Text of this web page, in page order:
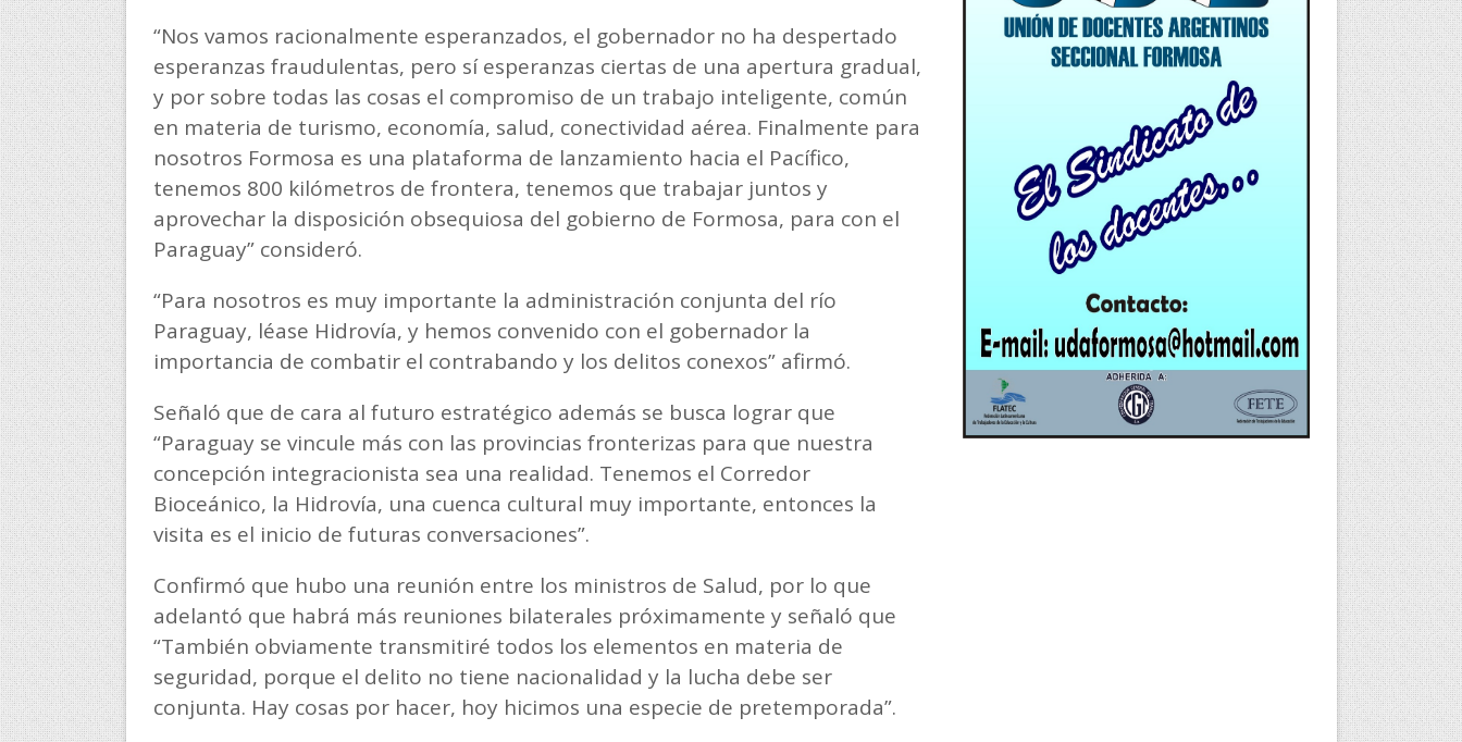
“Nos vamos racionalmente esperanzados, el gobernador no ha despertado
esperanzas fraudulentas, pero sí esperanzas ciertas de una apertura gradual,
y por sobre todas las cosas el compromiso de un trabajo inteligente, común
en materia de turismo, economía, salud, conectividad aérea. Finalmente para
nosotros Formosa es una plataforma de lanzamiento hacia el Pacífico,
tenemos 800 kilómetros de frontera, tenemos que trabajar juntos y
aprovechar la disposición obsequiosa del gobierno de Formosa, para con el
Paraguay” consideró.
“Para nosotros es muy importante la administración conjunta del río
Paraguay, léase Hidrovía, y hemos convenido con el gobernador la
importancia de combatir el contrabando y los delitos conexos” afirmó.
Señaló que de cara al futuro estratégico además se busca lograr que
“Paraguay se vincule más con las provincias fronterizas para que nuestra
concepción integracionista sea una realidad. Tenemos el Corredor
Bioceánico, la Hidrovía, una cuenca cultural muy importante, entonces la
visita es el inicio de futuras conversaciones”.
Confirmó que hubo una reunión entre los ministros de Salud, por lo que
adelantó que habrá más reuniones bilaterales próximamente y señaló que
“También obviamente transmitiré todos los elementos en materia de
seguridad, porque el delito no tiene nacionalidad y la lucha debe ser
conjunta. Hay cosas por hacer, hoy hicimos una especie de pretemporada”.